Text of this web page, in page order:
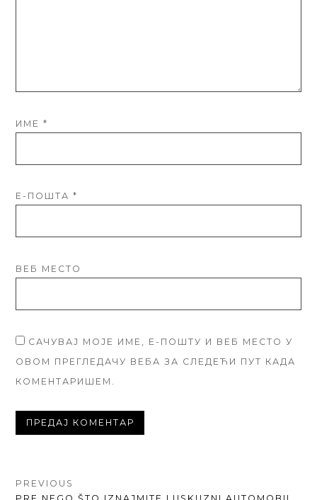
ИМЕ*
Е-ПОШТА*
ВЕБ МЕСТО
САЧУВАЈ МОЈЕ ИМЕ, Е-ПОШТУ И ВЕБ МЕСТО У
ОВОМ ПРЕГЛЕДАЧУ ВЕБА ЗА СЛЕДЕЋИ ПУТ КАДА
КОМЕНТАРИШЕМ.
КРЕТАЊЕ
PREVIOUS
PREVIOUS